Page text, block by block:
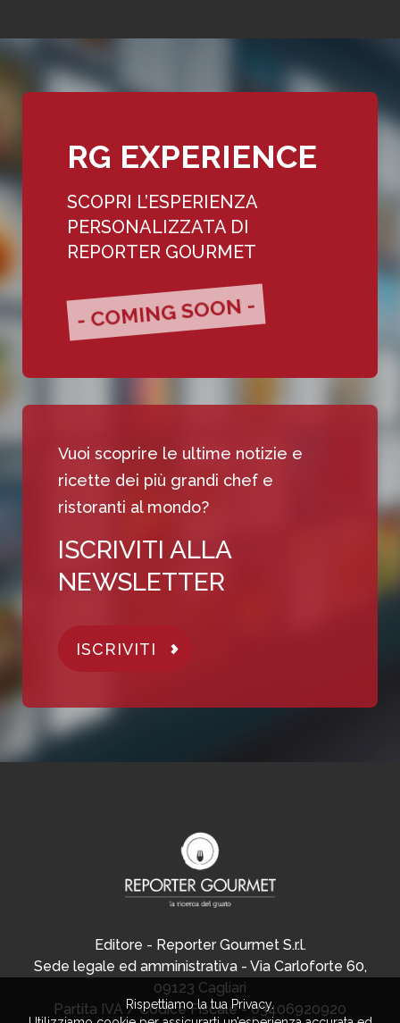
RG EXPERIENCE
SCOPRI L’ESPERIENZA
PERSONALIZZATA DI
REPORTER GOURMET
- COMING SOON -
Vuoi scoprire le ultime notizie e
ricette dei più grandi chef e
ristoranti al mondo?
ISCRIVITI ALLA
NEWSLETTER
ISCRIVITI
Editore - Reporter Gourmet S.r.l.
Sede legale ed amministrativa - Via Carloforte 60,
09123 Cagliari
Partita IVA / Codice Fiscale - 03406920920
Rispettiamo la tua Privacy.